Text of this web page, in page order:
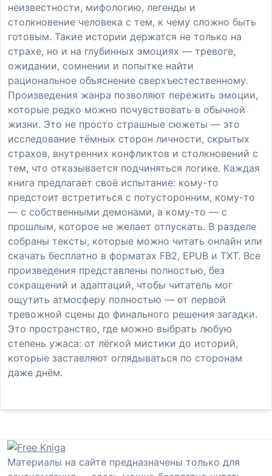
неизвестности, мифологию, легенды и
столкновение человека с тем, к чему сложно быть
готовым. Такие истории держатся не только на
страхе, но и на глубинных эмоциях — тревоге,
ожидании, сомнении и попытке найти
рациональное объяснение сверхъестественному.
Произведения жанра позволяют пережить эмоции,
которые редко можно почувствовать в обычной
жизни. Это не просто страшные сюжеты — это
исследование тёмных сторон личности, скрытых
страхов, внутренних конфликтов и столкновений с
тем, что отказывается подчиняться логике. Каждая
книга предлагает своё испытание: кому-то
предстоит встретиться с потусторонним, кому-то
— с собственными демонами, а кому-то — с
прошлым, которое не желает отпускать. В разделе
собраны тексты, которые можно читать онлайн или
скачать бесплатно в форматах FB2, EPUB и TXT. Все
произведения представлены полностью, без
сокращений и адаптаций, чтобы читатель мог
ощутить атмосферу полностью — от первой
тревожной сцены до финального решения загадки.
Это пространство, где можно выбрать любую
степень ужаса: от лёгкой мистики до историй,
которые заставляют оглядываться по сторонам
даже днём.
Материалы на сайте предназначены только для